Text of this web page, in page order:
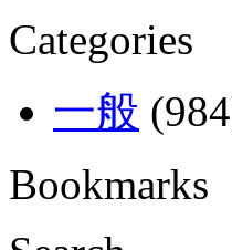
Categories
一般
Bookmarks